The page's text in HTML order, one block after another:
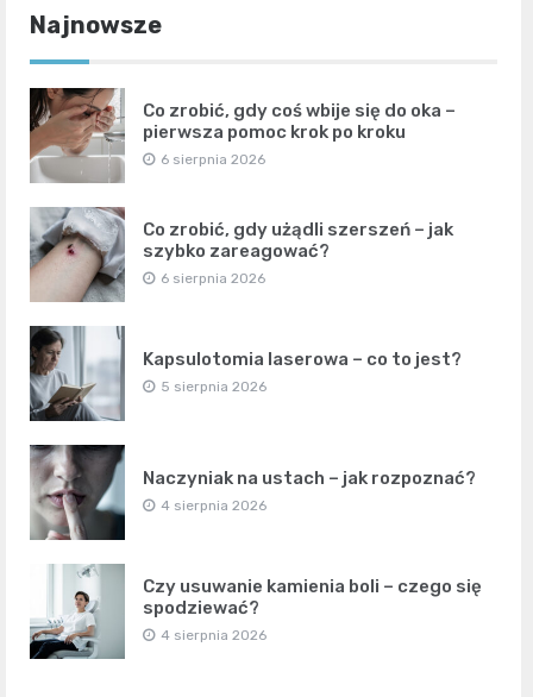
Najnowsze
Co zrobić, gdy coś wbije się do oka –
pierwsza pomoc krok po kroku
6 sierpnia 2026
Co zrobić, gdy użądli szerszeń – jak
szybko zareagować?
6 sierpnia 2026
Kapsulotomia laserowa – co to jest?
5 sierpnia 2026
Naczyniak na ustach – jak rozpoznać?
4 sierpnia 2026
Czy usuwanie kamienia boli – czego się
spodziewać?
4 sierpnia 2026